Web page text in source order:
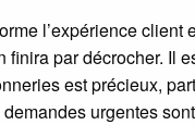
l’expérience client
par décrocher. Il
est précieux,
urgentes